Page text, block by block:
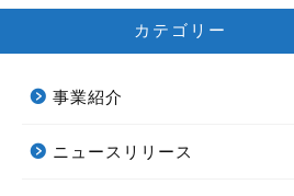
カテゴリー
事業紹介
ニュースリリース